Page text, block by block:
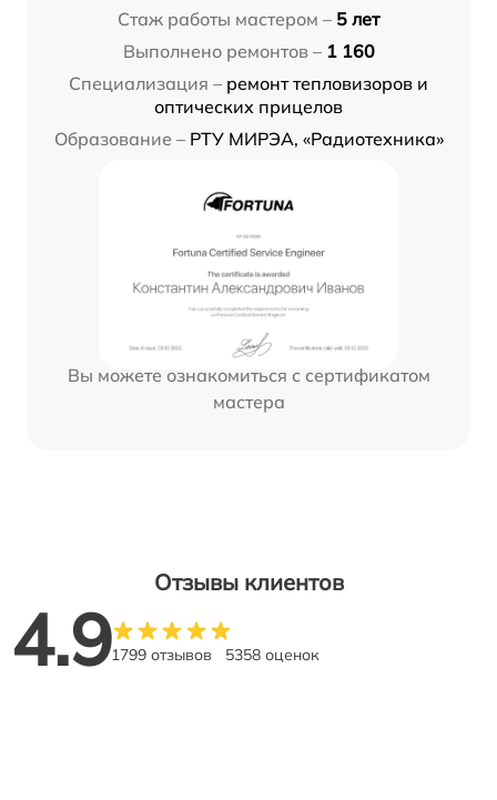
Стаж работы мастером – 5 лет
Выполнено ремонтов – 1 160
Специализация – ремонт тепловизоров и
оптических прицелов
Образование – РТУ МИРЭА, «Радиотехника»
Вы можете ознакомиться с сертификатом
мастера
Отзывы клиентов
4.91799 отзывов 5358 оценок